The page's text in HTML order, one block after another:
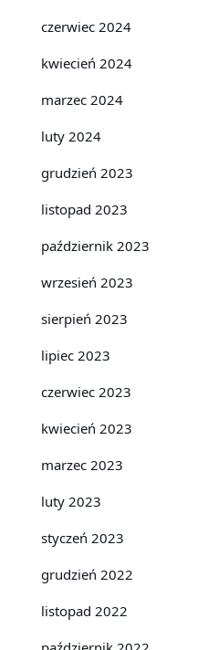
czerwiec 2024
kwiecień 2024
marzec 2024
luty 2024
grudzień 2023
listopad 2023
październik 2023
wrzesień 2023
sierpień 2023
lipiec 2023
czerwiec 2023
kwiecień 2023
marzec 2023
luty 2023
styczeń 2023
grudzień 2022
listopad 2022